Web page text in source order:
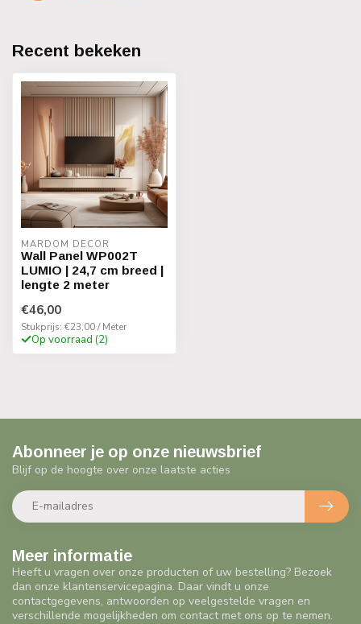
Recent bekeken
MARDOM DECOR
Wall Panel WP002T
LUMIO | 24,7 cm breed |
lengte 2 meter
€46,00
Stukprijs: €23,00 / Meter
Op voorraad (2)
Meer informatie
Heeft u vragen over onze producten of uw bestelling? Bezoek
dan onze klantenservicepagina. Daar vindt u onze
contactgegevens, antwoorden op veelgestelde vragen en
verschillende mogelijkheden om contact met ons op te nemen.
Abonneer je op onze nieuwsbrief
Blijf op de hoogte over onze laatste acties